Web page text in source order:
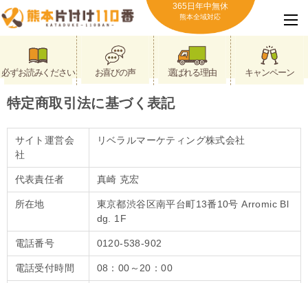
365日年中無休
熊本全域対応
必ずお読みください お喜びの声 選ばれる理由 キャンペーン
特定商取引法に基づく表記
サイト運営会
社
リベラルマーケティング株式会社
代表責任者 真崎 克宏
所在地
東京都渋谷区南平台町13番10号 Arromic Bl
dg. 1F
電話番号 0120-538-902
電話受付時間 08：00～20：00